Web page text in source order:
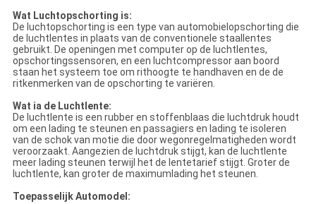
Wat Luchtopschorting is:
De luchtopschorting is een type van automobielopschorting die
de luchtlentes in plaats van de conventionele staallentes
gebruikt. De openingen met computer op de luchtlentes,
opschortingssensoren, en een luchtcompressor aan boord
staan het systeem toe om rithoogte te handhaven en de de
ritkenmerken van de opschorting te variëren.
Wat ia de Luchtlente:
De luchtlente is een rubber en stoffenblaas die luchtdruk houdt
om een lading te steunen en passagiers en lading te isoleren
van de schok van motie die door wegonregelmatigheden wordt
veroorzaakt. Aangezien de luchtdruk stijgt, kan de luchtlente
meer lading steunen terwijl het de lentetarief stijgt. Groter de
luchtlente, kan groter de maximumlading het steunen.
Toepasselijk Automodel: